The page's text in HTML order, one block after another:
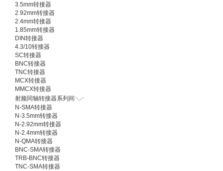
3.5mm转接器
2.92mm转接器
2.4mm转接器
1.85mm转接器
DIN转接器
4.3/10转接器
SC转接器
BNC转接器
TNC转接器
MCX转接器
MMCX转接器
射频同轴转接器系列间
N-SMA转接器
N-3.5mm转接器
N-2.92mm转接器
N-2.4mm转接器
N-QMA转接器
BNC-SMA转接器
TRB-BNC转接器
TNC-SMA转接器